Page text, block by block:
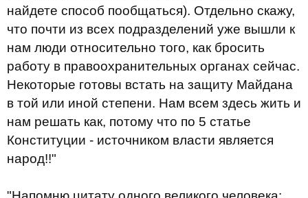
найдете способ пообщаться). Отдельно скажу,
что почти из всех подразделений уже вышли к
нам люди относительно того, как бросить
работу в правоохранительных органах сейчас.
Некоторые готовы встать на защиту Майдана
в той или иной степени. Нам всем здесь жить и
нам решать как, потому что по 5 статье
Конституции - источником власти является
народ!!"